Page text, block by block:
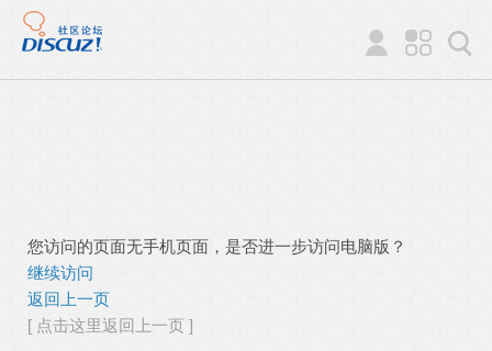
您访问的页面无手机页面，是否进一步访问电脑版？
继续访问
返回上一页
[ 点击这里返回上一页 ]